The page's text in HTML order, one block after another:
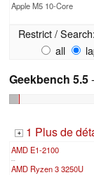
Apple M5 10-Core
Restrict / Search:
all
Geekbench 5.5
+ 1 Plus de
AMD E1-2100
AMD Ryzen 3 3250U